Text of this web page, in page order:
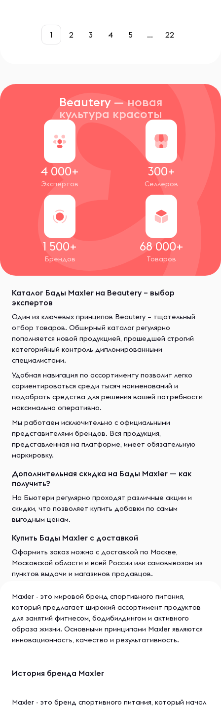
1 2 3 4 5 ... 22
Beautery — новая
культура красоты
4 000+
Экспертов
300+
Селлеров
1 500+
Брендов
68 000+
Товаров
Каталог Бады Maxler на Beautery – выбор
экспертов
Один из ключевых принципов Beautery – тщательный
отбор товаров. Обширный каталог регулярно
пополняется новой продукцией, прошедшей строгий
категорийный контроль дипломированными
специалистами.
Удобная навигация по ассортименту позволит легко
сориентироваться среди тысяч наименований и
подобрать средства для решения вашей потребности
максимально оперативно.
Мы работаем исключительно с официальными
представителями брендов. Вся продукция,
представленная на платформе, имеет обязательную
маркировку.
Дополнительная скидка на Бады Maxler — как
получить?
На Бьютери регулярно проходят различные акции и
скидки, что позволяет купить добавки по самым
выгодным ценам.
Купить Бады Maxler с доставкой
Оформить заказ можно с доставкой по Москве,
Московской области и всей России или самовывозом из
пунктов выдачи и магазинов продавцов.
Maxler - это мировой бренд спортивного питания,
который предлагает широкий ассортимент продуктов
для занятий фитнесом, бодибилдингом и активного
образа жизни. Основными принципами Maxler являются
инновационность, качество и результативность.
История бренда Maxler
Maxler - это бренд спортивного питания, который начал